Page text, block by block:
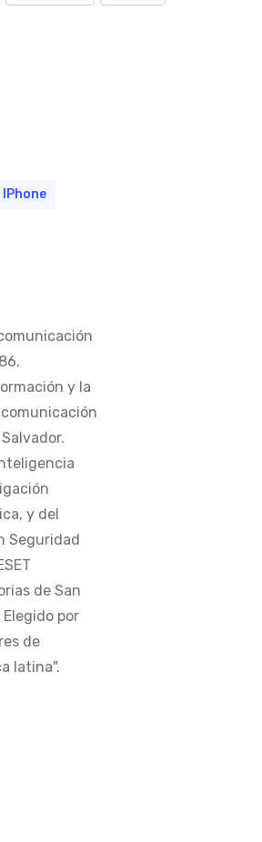
IPhone
y la
y del
Seguridad
de San
por
de
latina".